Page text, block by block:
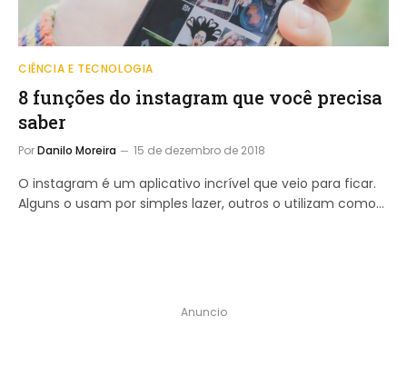
CIÊNCIA E TECNOLOGIA
8 funções do instagram que você precisa
saber
PorDanilo Moreira 15 de dezembro de 2018
O instagram é um aplicativo incrível que veio para ficar.
Alguns o usam por simples lazer, outros o utilizam como…
Anuncio